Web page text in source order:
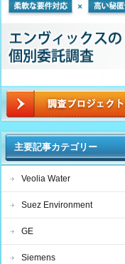
主要記事カテゴリー
Veolia Water
Suez Environment
GE
Siemens